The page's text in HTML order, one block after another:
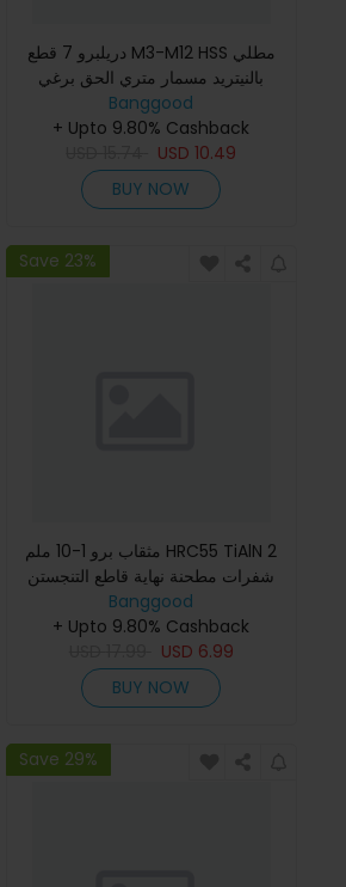
دريلبرو 7 قطع M3-M12 HSS مطلي
بالنيتريد مسمار متري الحق برغي
الموضوع اللولبي اليمين
Banggood
+ Upto 9.80% Cashback
USD10.49
BUY NOW
Save 23%
مثقاب برو 1-10 ملم HRC55 TiAlN 2
شفرات مطحنة نهاية قاطع التنجستن
Banggood
+ Upto 9.80% Cashback
USD 6.99
BUY NOW
Save 29%